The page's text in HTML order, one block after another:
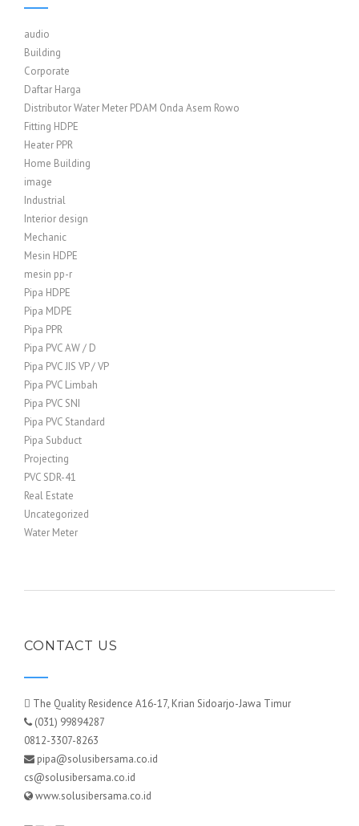
audio
Building
Corporate
Daftar Harga
Distributor Water Meter PDAM Onda Asem Rowo
Fitting HDPE
Heater PPR
Home Building
image
Industrial
Interior design
Mechanic
Mesin HDPE
mesin pp-r
Pipa HDPE
Pipa MDPE
Pipa PPR
Pipa PVC AW / D
Pipa PVC JIS VP / VP
Pipa PVC Limbah
Pipa PVC SNI
Pipa PVC Standard
Pipa Subduct
Projecting
PVC SDR-41
Real Estate
Uncategorized
Water Meter
CONTACT US
The Quality Residence A16-17, Krian Sidoarjo-Jawa Timur
(031) 99894287
0812-3307-8263
pipa@solusibersama.co.id
cs@solusibersama.co.id
www.solusibersama.co.id